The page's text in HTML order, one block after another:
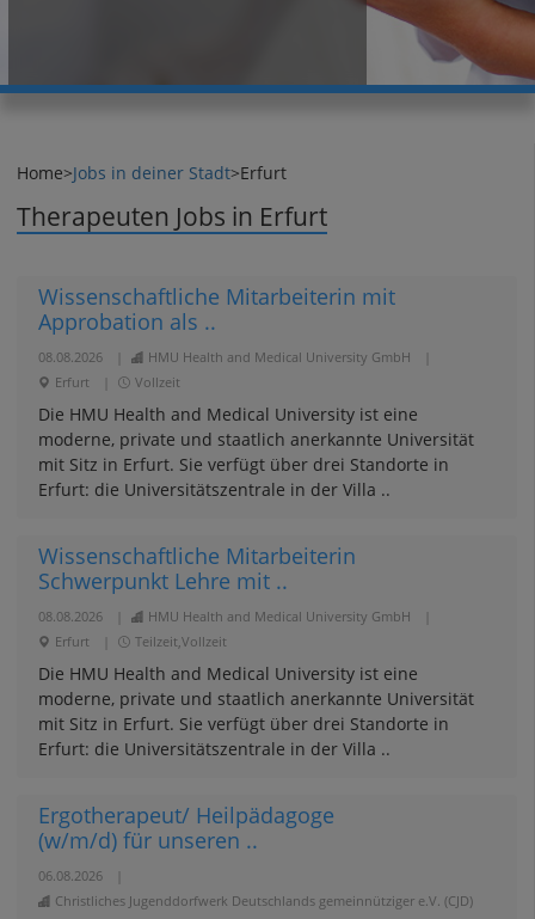
Therapeuten Jobs in Erfurt
Home>Jobs in deiner Stadt>Erfurt
Wissenschaftliche Mitarbeiterin mit
Approbation als ..
08.08.2026 HMU Health and Medical University GmbH
Erfurt
Vollzeit
Die HMU Health and Medical University ist eine
moderne, private und staatlich anerkannte Universität
mit Sitz in Erfurt. Sie verfügt über drei Standorte in
Erfurt: die Universitätszentrale in der Villa ..
Wissenschaftliche Mitarbeiterin
Schwerpunkt Lehre mit ..
08.08.2026 HMU Health and Medical University GmbH
Erfurt
Teilzeit,Vollzeit
Die HMU Health and Medical University ist eine
moderne, private und staatlich anerkannte Universität
mit Sitz in Erfurt. Sie verfügt über drei Standorte in
Erfurt: die Universitätszentrale in der Villa ..
Ergotherapeut/ Heilpädagoge
(w/m/d) für unseren ..
06.08.2026
Christliches Jugenddorfwerk Deutschlands gemeinnütziger e.V. (CJD)